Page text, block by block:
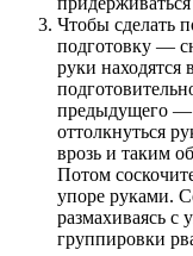
Чтобы сделать
подготовку —
руки
предыдущего —
оттолкнуться
врозь и таким
Потом
упоре руками.
размахиваясь
группировки